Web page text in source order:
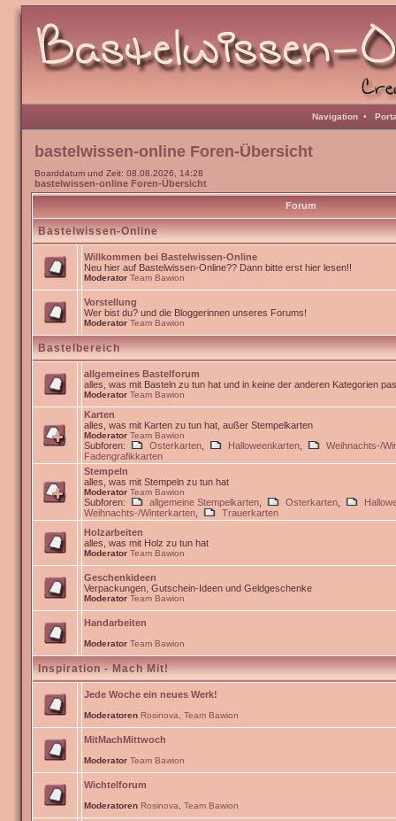
Navigation •
bastelwissen-online Foren-Übersicht
Boarddatum und Zeit: 08.08.2026, 14:28
bastelwissen-online Foren-Übersicht
Forum
Bastelwissen-Online
Willkommen bei Bastelwissen-Online
Neu hier auf Bastelwissen-Online?? Dann bitte erst hier lesen!!
Moderator Team Bawion
Vorstellung
Wer bist du? und die Bloggerinnen unseres Forums!
Moderator Team Bawion
Bastelbereich
allgemeines Bastelforum
alles, was mit Basteln zu tun hat und in keine der anderen Kategorien
Moderator Team Bawion
Karten
alles, was mit Karten zu tun hat, außer Stempelkarten
Moderator Team Bawion
Subforen: Osterkarten Halloweenkarten
Weihnachts-/
Fadengrafikkarten
Stempeln
alles, was mit Stempeln zu tun hat
Moderator Team Bawion
Subforen: allgemeine Stempelkarten Osterkarten
Weihnachts-/Winterkarten
Trauerkarten
Holzarbeiten
alles, was mit Holz zu tun hat
Moderator Team Bawion
Geschenkideen
Verpackungen, Gutschein-Ideen und Geldgeschenke
Moderator Team Bawion
Handarbeiten
Moderator Team Bawion
Inspiration - Mach Mit!
Jede Woche ein neues Werk!
Moderatoren Rosinova Team Bawion
MitMachMittwoch
Moderator Team Bawion
Wichtelforum
Moderatoren Rosinova Team Bawion